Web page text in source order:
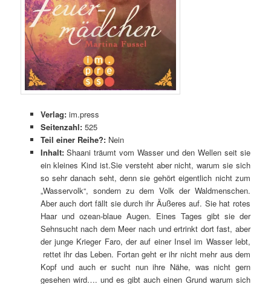
Verlag:im.press
Seitenzahl: 525
Teil einer Reihe?: Nein
Inhalt:Shaani träumt vom Wasser und den Wellen seit sie
ein kleines Kind ist.Sie versteht aber nicht, warum sie sich
so sehr danach seht, denn sie gehört eigentlich nicht zum
„Wasservolk“, sondern zu dem Volk der Waldmenschen.
Aber auch dort fällt sie durch ihr Äußeres auf. Sie hat rotes
Haar und ozean-blaue Augen. Eines Tages gibt sie der
Sehnsucht nach dem Meer nach und ertrinkt dort fast, aber
der junge Krieger Faro, der auf einer Insel im Wasser lebt,
rettet ihr das Leben. Fortan geht er ihr nicht mehr aus dem
Kopf und auch er sucht nun ihre Nähe, was nicht gern
gesehen wird…. und es gibt auch einen Grund warum sich